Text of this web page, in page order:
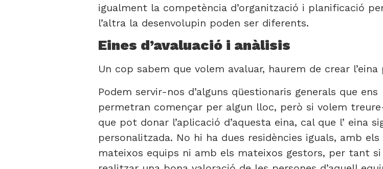
igualment la competència d’organització i planificació
l’altra la desenvolupin poden ser diferents.
Eines d’avaluació i anàlisis
Un cop sabem que volem avaluar, haurem de crear
Podem servir-nos d’alguns qüestionaris generals que ens
permetran començar per algun lloc, però si volem
que pot donar l’aplicació d’aquesta eina, cal que l’ eina
personalitzada. No hi ha dues residències iguals, amb els
mateixos equips ni amb els mateixos gestors, per tant